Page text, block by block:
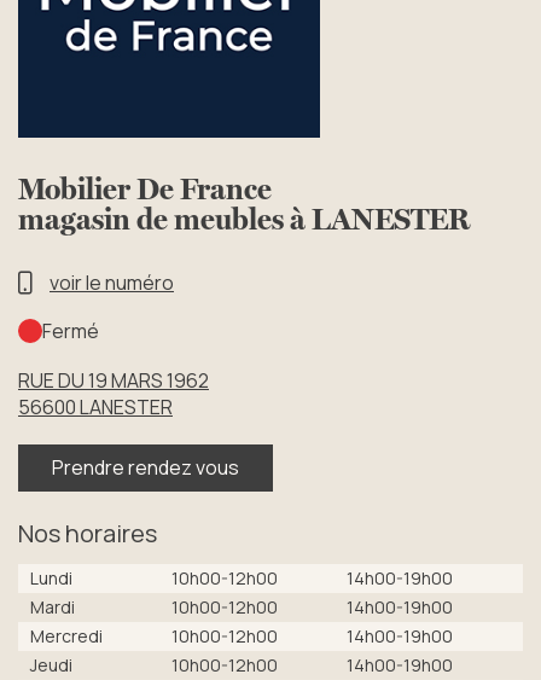
Mobilier De France
magasin de meubles à LANESTER
voir le numéro
Fermé
RUE DU 19 MARS 1962
56600LANESTER
Prendre rendez vous
Nos horaires
Lundi 10h00-12h00
14h00-19h00
Mardi
10h00-12h00
14h00-19h00
Mercredi
10h00-12h00
14h00-19h00
Jeudi
10h00-12h00
14h00-19h00